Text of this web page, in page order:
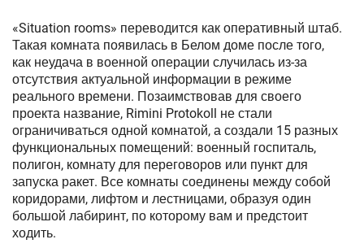
«Situation rooms» переводится как оперативный штаб.
Такая комната появилась в Белом доме после того,
как неудача в военной операции случилась из-за
отсутствия актуальной информации в режиме
реального времени. Позаимствовав для своего
проекта название, Rimini Protokoll не стали
ограничиваться одной комнатой, а создали 15 разных
функциональных помещений: военный госпиталь,
полигон, комнату для переговоров или пункт для
запуска ракет. Все комнаты соединены между собой
коридорами, лифтом и лестницами, образуя один
большой лабиринт, по которому вам и предстоит
ходить.